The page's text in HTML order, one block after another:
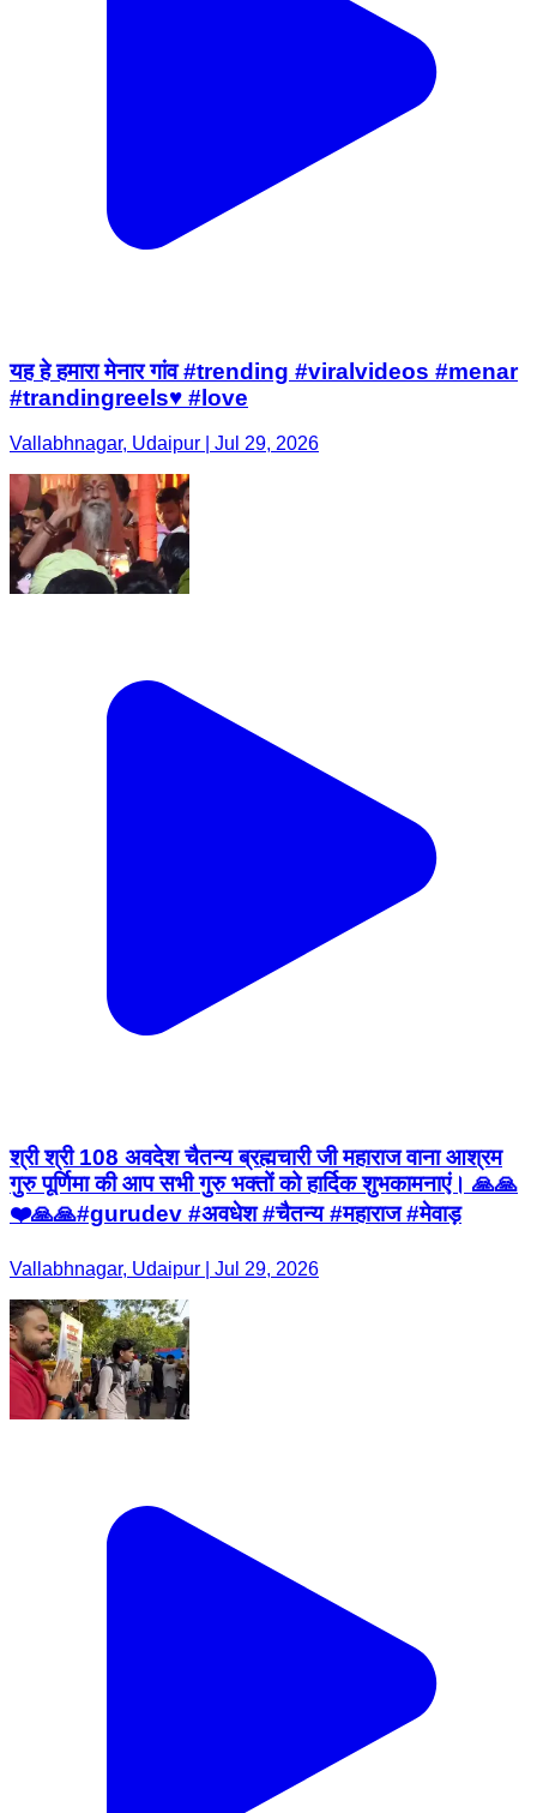
यह हे हमारा मेनार गांव #trending #viralvideos #menar
#trandingreels♥️ #love
Vallabhnagar, Udaipur | Jul 29, 2026
श्री श्री 108 अवदेश चैतन्य ब्रह्मचारी जी महाराज वाना आश्रम
गुरु पूर्णिमा की आप सभी गुरु भक्तों को हार्दिक शुभकामनाएं। 🙏🙏
❤️🙏🙏#gurudev #अवधेश #चैतन्य #महाराज #मेवाड़
Vallabhnagar, Udaipur | Jul 29, 2026